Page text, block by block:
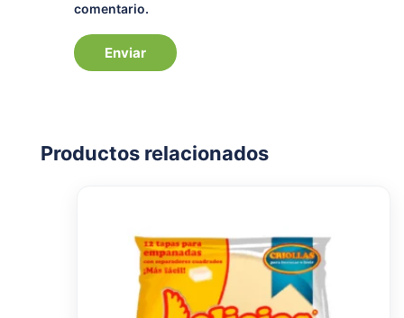
comentario.
Productos relacionados